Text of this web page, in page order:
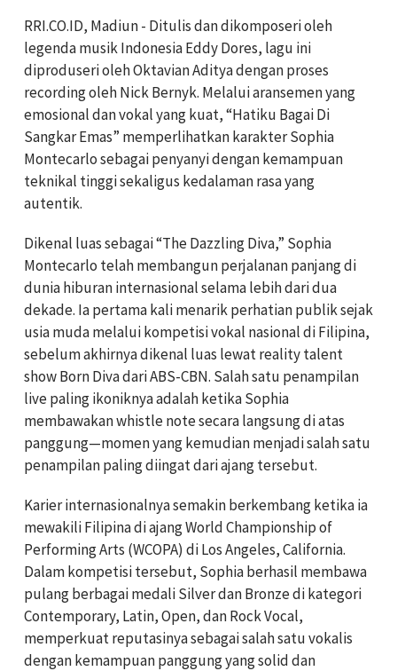
RRI.CO.ID, Madiun - Ditulis dan dikomposeri oleh
legenda musik Indonesia Eddy Dores, lagu ini
diproduseri oleh Oktavian Aditya dengan proses
recording oleh Nick Bernyk. Melalui aransemen yang
emosional dan vokal yang kuat, “Hatiku Bagai Di
Sangkar Emas” memperlihatkan karakter Sophia
Montecarlo sebagai penyanyi dengan kemampuan
teknikal tinggi sekaligus kedalaman rasa yang
autentik.
Dikenal luas sebagai “The Dazzling Diva,” Sophia
Montecarlo telah membangun perjalanan panjang di
dunia hiburan internasional selama lebih dari dua
dekade. Ia pertama kali menarik perhatian publik sejak
usia muda melalui kompetisi vokal nasional di Filipina,
sebelum akhirnya dikenal luas lewat reality talent
show Born Diva dari ABS-CBN. Salah satu penampilan
live paling ikoniknya adalah ketika Sophia
membawakan whistle note secara langsung di atas
panggung—momen yang kemudian menjadi salah satu
penampilan paling diingat dari ajang tersebut.
Karier internasionalnya semakin berkembang ketika ia
mewakili Filipina di ajang World Championship of
Performing Arts (WCOPA) di Los Angeles, California.
Dalam kompetisi tersebut, Sophia berhasil membawa
pulang berbagai medali Silver dan Bronze di kategori
Contemporary, Latin, Open, dan Rock Vocal,
memperkuat reputasinya sebagai salah satu vokalis
dengan kemampuan panggung yang solid dan